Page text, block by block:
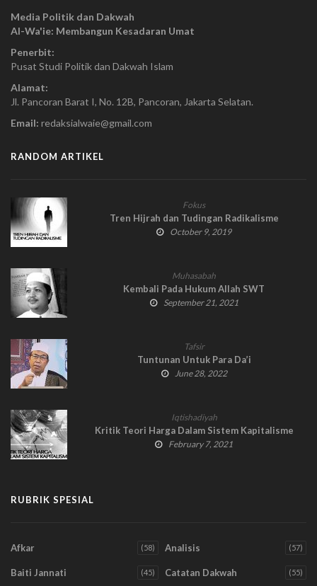
Media Politik dan Dakwah
Al-Wa'ie: Membangun Kesadaran Umat
Penerbit:
Pusat Studi Politik dan Dakwah Islam
Alamat:
Jl. Pancoran Barat I, No. 12B, Pancoran, Jakarta Selatan.
Email: redaksialwaie@gmail.com
RANDOM ARTIKEL
Fokus
Tren Hijrah dan Tudingan Radikalisme
October 9, 2019
Muhasabah
Kembali Pada Hukum Allah SWT
September 21, 2021
Tafsir
Tuntunan Untuk Para Da’i
June 28, 2022
Iqtishadiyah
Kritik Teori Harga Dalam Sistem Kapitalisme
February 7, 2021
RUBRIK SPESIAL
Afkar (58) Analisis (57)
Baiti Jannati (45) Catatan Dakwah (55)